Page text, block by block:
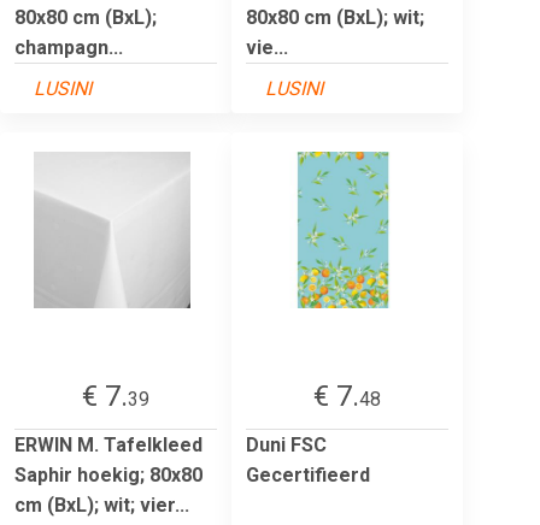
80x80 cm (BxL);
champagn...
LUSINI
80x80 cm (BxL); wit;
vie...
LUSINI
€ 7.39
ERWIN M. Tafelkleed
Saphir hoekig; 80x80
cm (BxL); wit; vier...
€ 7.48
Duni FSC
Gecertifieerd